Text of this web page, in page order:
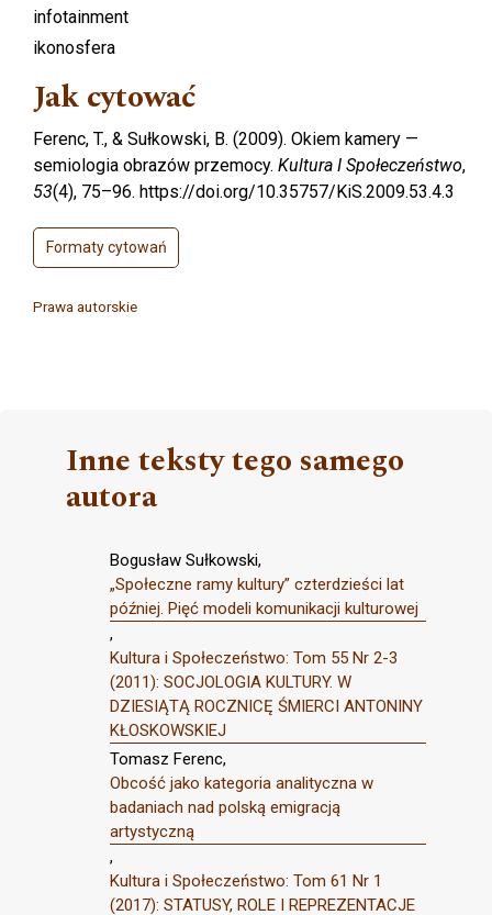
infotainment
ikonosfera
Jak cytować
Ferenc, T., & Sułkowski, B. (2009). Okiem kamery —
semiologia obrazów przemocy. Kultura I Społeczeństwo,
53(4), 75–96. https://doi.org/10.35757/KiS.2009.53.4.3
Formaty cytowań
Prawa autorskie
Inne teksty tego samego
autora
Bogusław Sułkowski,
„Społeczne ramy kultury” czterdzieści lat
później. Pięć modeli komunikacji kulturowej
,
Kultura i Społeczeństwo: Tom 55 Nr 2-3
(2011): SOCJOLOGIA KULTURY. W
DZIESIĄTĄ ROCZNICĘ ŚMIERCI ANTONINY
KŁOSKOWSKIEJ
Tomasz Ferenc,
Obcość jako kategoria analityczna w
badaniach nad polską emigracją
artystyczną
,
Kultura i Społeczeństwo: Tom 61 Nr 1
(2017): STATUSY, ROLE I REPREZENTACJE